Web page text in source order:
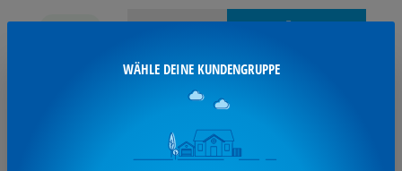
WÄHLE DEINE KUNDENGRUPPE